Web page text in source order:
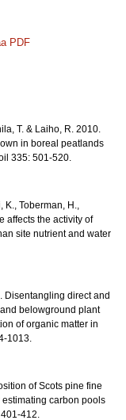
PDF
T. & Laiho, R. 2010.
in boreal peatlands
335: 501-520.
K., Toberman, H.,
affects the activity of
site nutrient and water
Disentangling direct and
belowground plant
of organic matter in
1013.
of Scots pine fine
carbon pools
412.